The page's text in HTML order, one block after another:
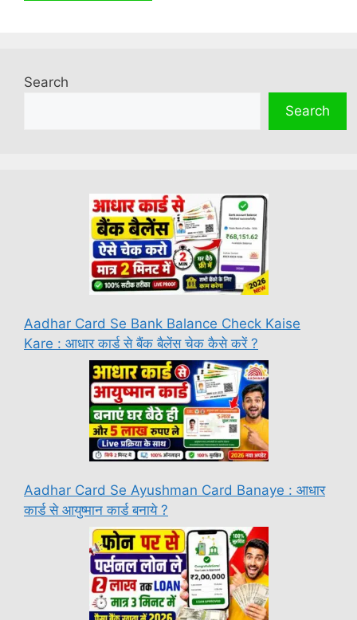
Search
Search
Aadhar Card Se Bank Balance Check Kaise
Kare : आधार कार्ड से बैंक बैलेंस चेक कैसे करें ?
Aadhar Card Se Ayushman Card Banaye : आधार
कार्ड से आयुष्मान कार्ड बनाये ?